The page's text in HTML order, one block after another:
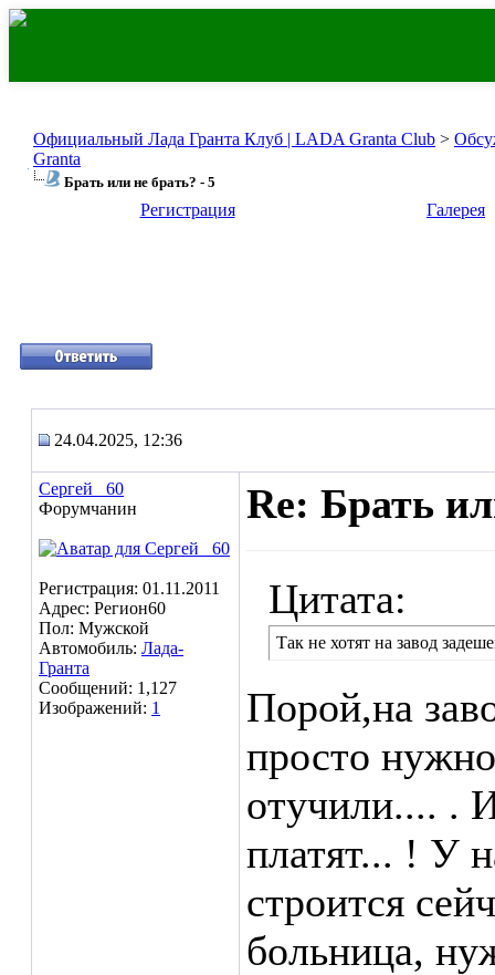
Официальный Лада Гранта Клуб | LADA Granta Club >
Granta
Брать или не брать? - 5
Регистрация Галерея
24.04.2025, 12:36
Сергей _60
Форумчанин
Регистрация: 01.11.2011
Адрес: Регион60
Пол: Мужской
Автомобиль: Лада-
Гранта
Сообщений: 1,127
Изображений: 1
Re: Брать
Цитата:
Так не хотят на завод
Порой,на
просто
отучили.... .
платят... ! У
строится
больница,